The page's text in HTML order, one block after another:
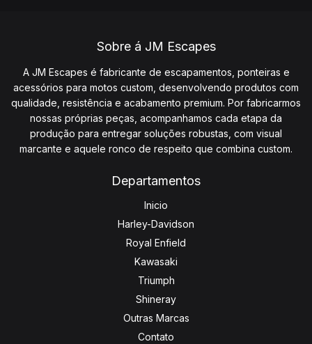
Sobre á JM Escapes
A JM Escapes é fabricante de escapamentos, ponteiras e
acessórios para motos custom, desenvolvendo produtos com
qualidade, resistência e acabamento premium. Por fabricarmos
nossas próprias peças, acompanhamos cada etapa da
produção para entregar soluções robustas, com visual
marcante e aquele ronco de respeito que combina custom.
Departamentos
Inicio
Harley-Davidson
Royal Enfield
Kawasaki
Triumph
Shineray
Outras Marcas
Contato